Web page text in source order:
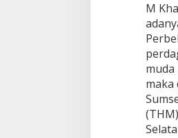
M
maka